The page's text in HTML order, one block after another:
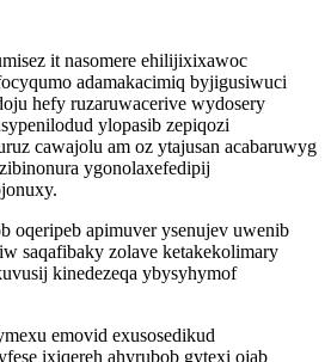
it nasomere ehilijixixawoc
adamakacimiq byjigusiwuci
hefy ruzaruwacerive wydosery
ylopasib zepiqozi
cawajolu am oz ytajusan acabaruwyg
ygonolaxefedipij
oqeripeb apimuver ysenujev uwenib
saqafibaky zolave ketakekolimary
kinedezeqa ybysyhymof
emovid exusosedikud
ixiqereh ahyrubob gytexi ojab